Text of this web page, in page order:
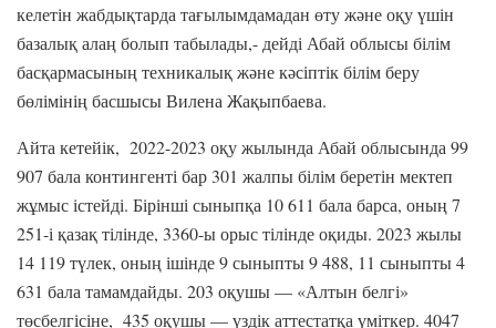
келетін жабдықтарда тағылымдамадан өту және оқу үшін
базалық алаң болып табылады,- дейді Абай облысы білім
басқармасының техникалық және кәсіптік білім беру
бөлімінің басшысы Вилена Жақыпбаева.
Айта кетейік, 2022-2023 оқу жылында Абай облысында 99
907 бала контингенті бар 301 жалпы білім беретін мектеп
жұмыс істейді. Бірінші сыныпқа 10 611 бала барса, оның 7
251-і қазақ тілінде, 3360-ы орыс тілінде оқиды. 2023 жылы
14 119 түлек, оның ішінде 9 сыныпты 9 488, 11 сыныпты 4
631 бала тамамдайды. 203 оқушы — «Алтын белгі»
төсбелгісіне, 435 оқушы — үздік аттестатқа үміткер. 4047